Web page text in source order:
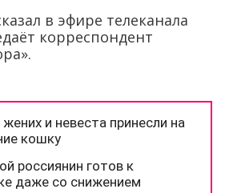
в эфире телеканала
корреспондент